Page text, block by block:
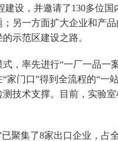
建设，并邀请了130多位国
另一方面扩大企业和产
示范区建设之路。
，率先进行“一厂一品一
门口”得到全流程的“一
技术支撑。目前，实验
聚集了8家出口企业，占